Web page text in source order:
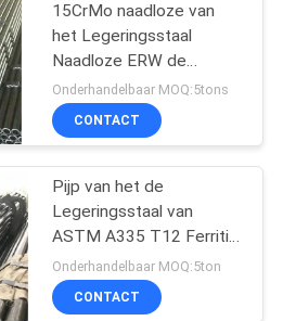
15CrMo naadloze van
het Legeringsstaal
Naadloze ERW de
Boilerbuizen van de de
Buisdin17175 Koude
Tekening
Onderhandelbaar MOQ:5tons
CONTACT
Pijp van het de
Legeringsstaal van
ASTM A335 T12 Ferritic,
Naadloos Koolstofstaal
Op hoge temperatuur
Onderhandelbaar MOQ:5ton
CONTACT